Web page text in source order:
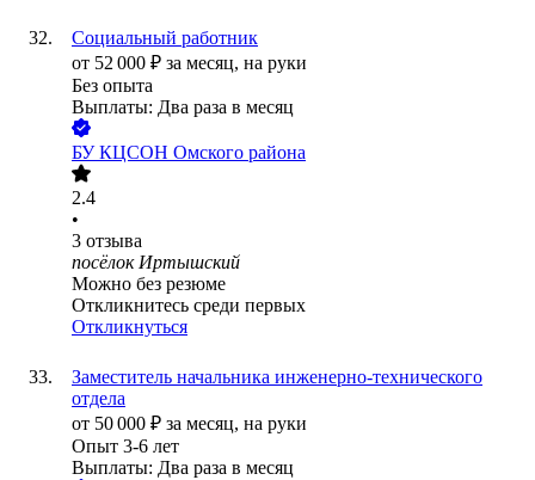
Социальный работник
от 52 000 ₽ за месяц, на руки
Без опыта
Выплаты: Два раза в месяц
БУ КЦСОН Омского района
2.4
•
3 отзыва
посёлок Иртышский
Можно без резюме
Откликнитесь среди первых
Откликнуться
Заместитель начальника инженерно-технического
отдела
от 50 000 ₽ за месяц, на руки
Опыт 3-6 лет
Выплаты: Два раза в месяц